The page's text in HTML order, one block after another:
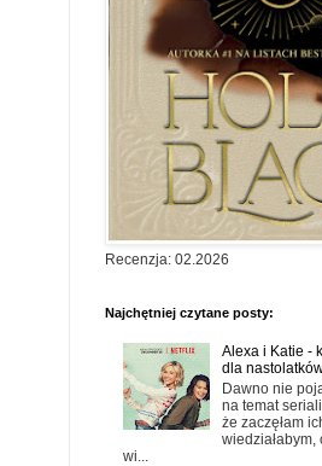
Recenzja: 02.2026
Najchętniej czytane posty:
Alexa i Katie -
dla
Dawno nie
na temat
że zaczęłam
wiedziałabym,
wi...